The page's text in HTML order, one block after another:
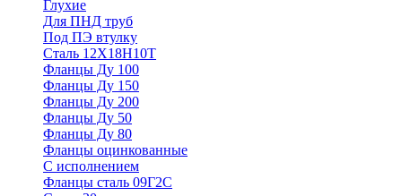
Глухие
Для ПНД труб
Под ПЭ втулку
Сталь 12Х18Н10Т
Фланцы Ду 100
Фланцы Ду 150
Фланцы Ду 200
Фланцы Ду 50
Фланцы Ду 80
Фланцы оцинкованные
С исполнением
Фланцы сталь 09Г2С